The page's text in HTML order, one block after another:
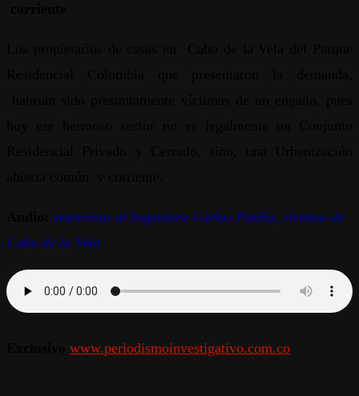
entrevista al Ingeniero Carlos Patiño, victima de
Cabo de la Vela
www.periodismoinvestigativo.com.co